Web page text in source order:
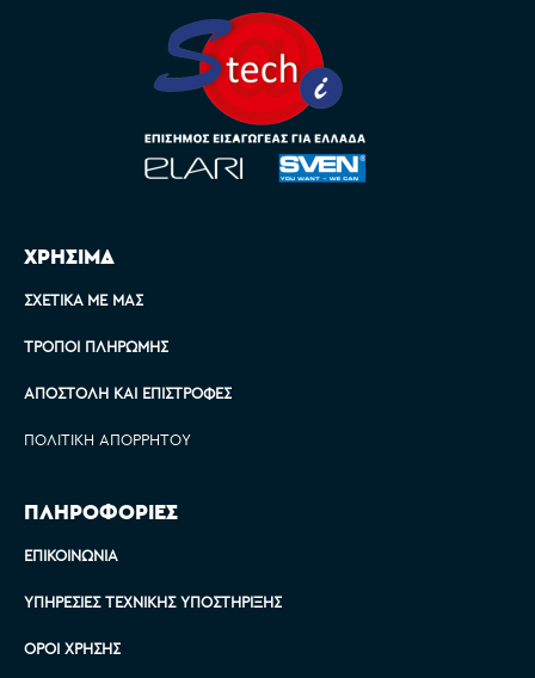
ΧΡΗΣΙΜΑ
ΣΧΕΤΙΚΆ ΜΕ ΜΑΣ
ΤΡΌΠΟΙ ΠΛΗΡΩΜΉΣ
ΑΠΟΣΤΟΛΉ ΚΑΙ ΕΠΙΣΤΡΟΦΈΣ
ΠΟΛΙΤΙΚΉ ΑΠΟΡΡΉΤΟΥ
ΠΛΗΡΟΦΟΡΙΕΣ
ΕΠΙΚΟΙΝΩΝΊΑ
ΥΠΗΡΕΣΊΕΣ ΤΕΧΝΙΚΉΣ ΥΠΟΣΤΉΡΙΞΗΣ
ΌΡΟΙ ΧΡΉΣΗΣ